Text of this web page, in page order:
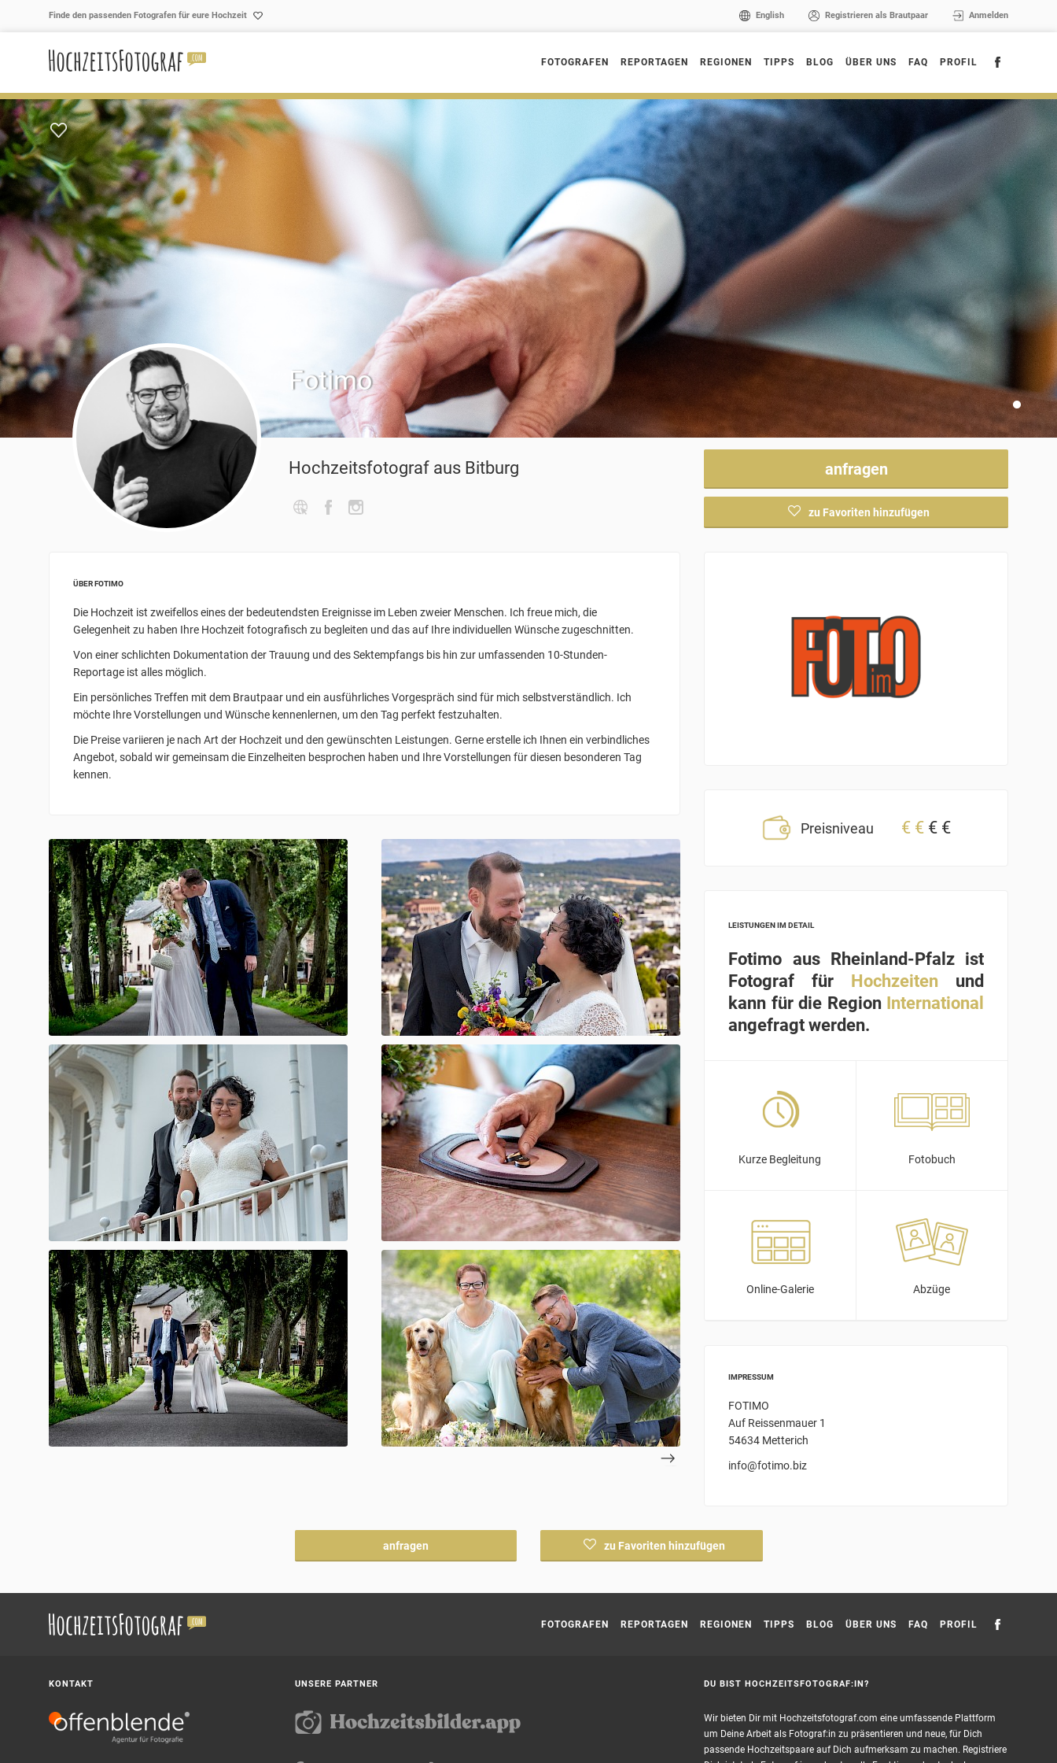
Finde den passenden Fotografen für eure Hochzeit English Registrieren als Brautpaar Anmelden
FOTOGRAFEN REPORTAGEN REGIONEN TIPPS BLOG ÜBER UNS FAQ PROFIL
Fotimo
Hochzeitsfotograf aus Bitburg anfragen
zu Favoriten hinzufügen
ÜBER FOTIMO
Die Hochzeit ist zweifellos eines der bedeutendsten Ereignisse im Leben zweier Menschen. Ich freue mich, die
Gelegenheit zu haben Ihre Hochzeit fotografisch zu begleiten und das auf Ihre individuellen Wünsche zugeschnitten.
Von einer schlichten Dokumentation der Trauung und des Sektempfangs bis hin zur umfassenden 10-Stunden-
Reportage ist alles möglich.
Ein persönliches Treffen mit dem Brautpaar und ein ausführliches Vorgespräch sind für mich selbstverständlich. Ich
möchte Ihre Vorstellungen und Wünsche kennenlernen, um den Tag perfekt festzuhalten.
Die Preise variieren je nach Art der Hochzeit und den gewünschten Leistungen. Gerne erstelle ich Ihnen ein verbindliches
Angebot, sobald wir gemeinsam die Einzelheiten besprochen haben und Ihre Vorstellungen für diesen besonderen Tag
kennen.
Preisniveau € € € €
LEISTUNGEN IM DETAIL
Fotimo aus Rheinland-Pfalz ist
Fotograf für Hochzeiten und
kann für die Region International
angefragt werden.
Kurze Begleitung Fotobuch
Online-Galerie Abzüge
IMPRESSUM
FOTIMO
Auf Reissenmauer 1
54634 Metterich
info@fotimo.biz
anfragen zu Favoriten hinzufügen
FOTOGRAFEN REPORTAGEN REGIONEN TIPPS BLOG ÜBER UNS FAQ PROFIL
KONTAKT UNSERE PARTNER DU BIST HOCHZEITSFOTOGRAF:IN?
Wir bieten Dir mit Hochzeitsfotograf.com eine umfassende Plattform
um Deine Arbeit als Fotograf:in zu präsentieren und neue, für Dich
passende Hochzeitspaare auf Dich aufmerksam zu machen. Registriere